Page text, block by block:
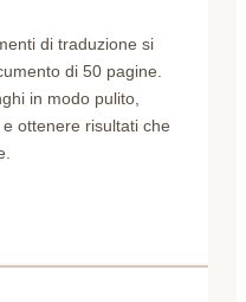
di traduzione si
di 50 pagine.
in modo pulito,
ottenere risultati che